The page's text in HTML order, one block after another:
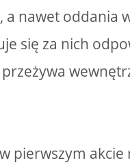
nawet oddania
się za nich
pierwszym akcie